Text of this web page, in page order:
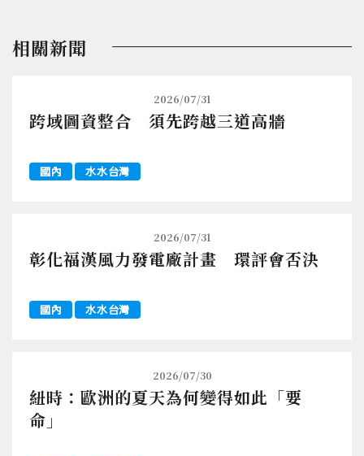
相關新聞
2026/07/31
跨域圖資整合 須先跨越三道高牆
國內 水水台灣
2026/07/31
彰化福漢風力發電廠計畫 環評會否決
國內 水水台灣
2026/07/30
紐時：歐洲的夏天為何變得如此「要
命」